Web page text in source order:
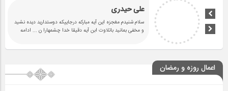
علی حیدری
سلام شنیدم مغجزه این آیه مبارکه درجاییکه دوستدارید دیده نشید
و مخفی بمانید باتلاوت ابن آیه دقیقا خدا چشمهارا ن ... ادامه
اعمال روزه و رمضان